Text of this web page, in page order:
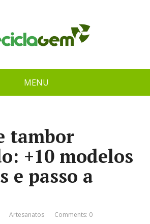
MENU
tambor
+10 modelos
e passo a
Artesanatos Comments: 0